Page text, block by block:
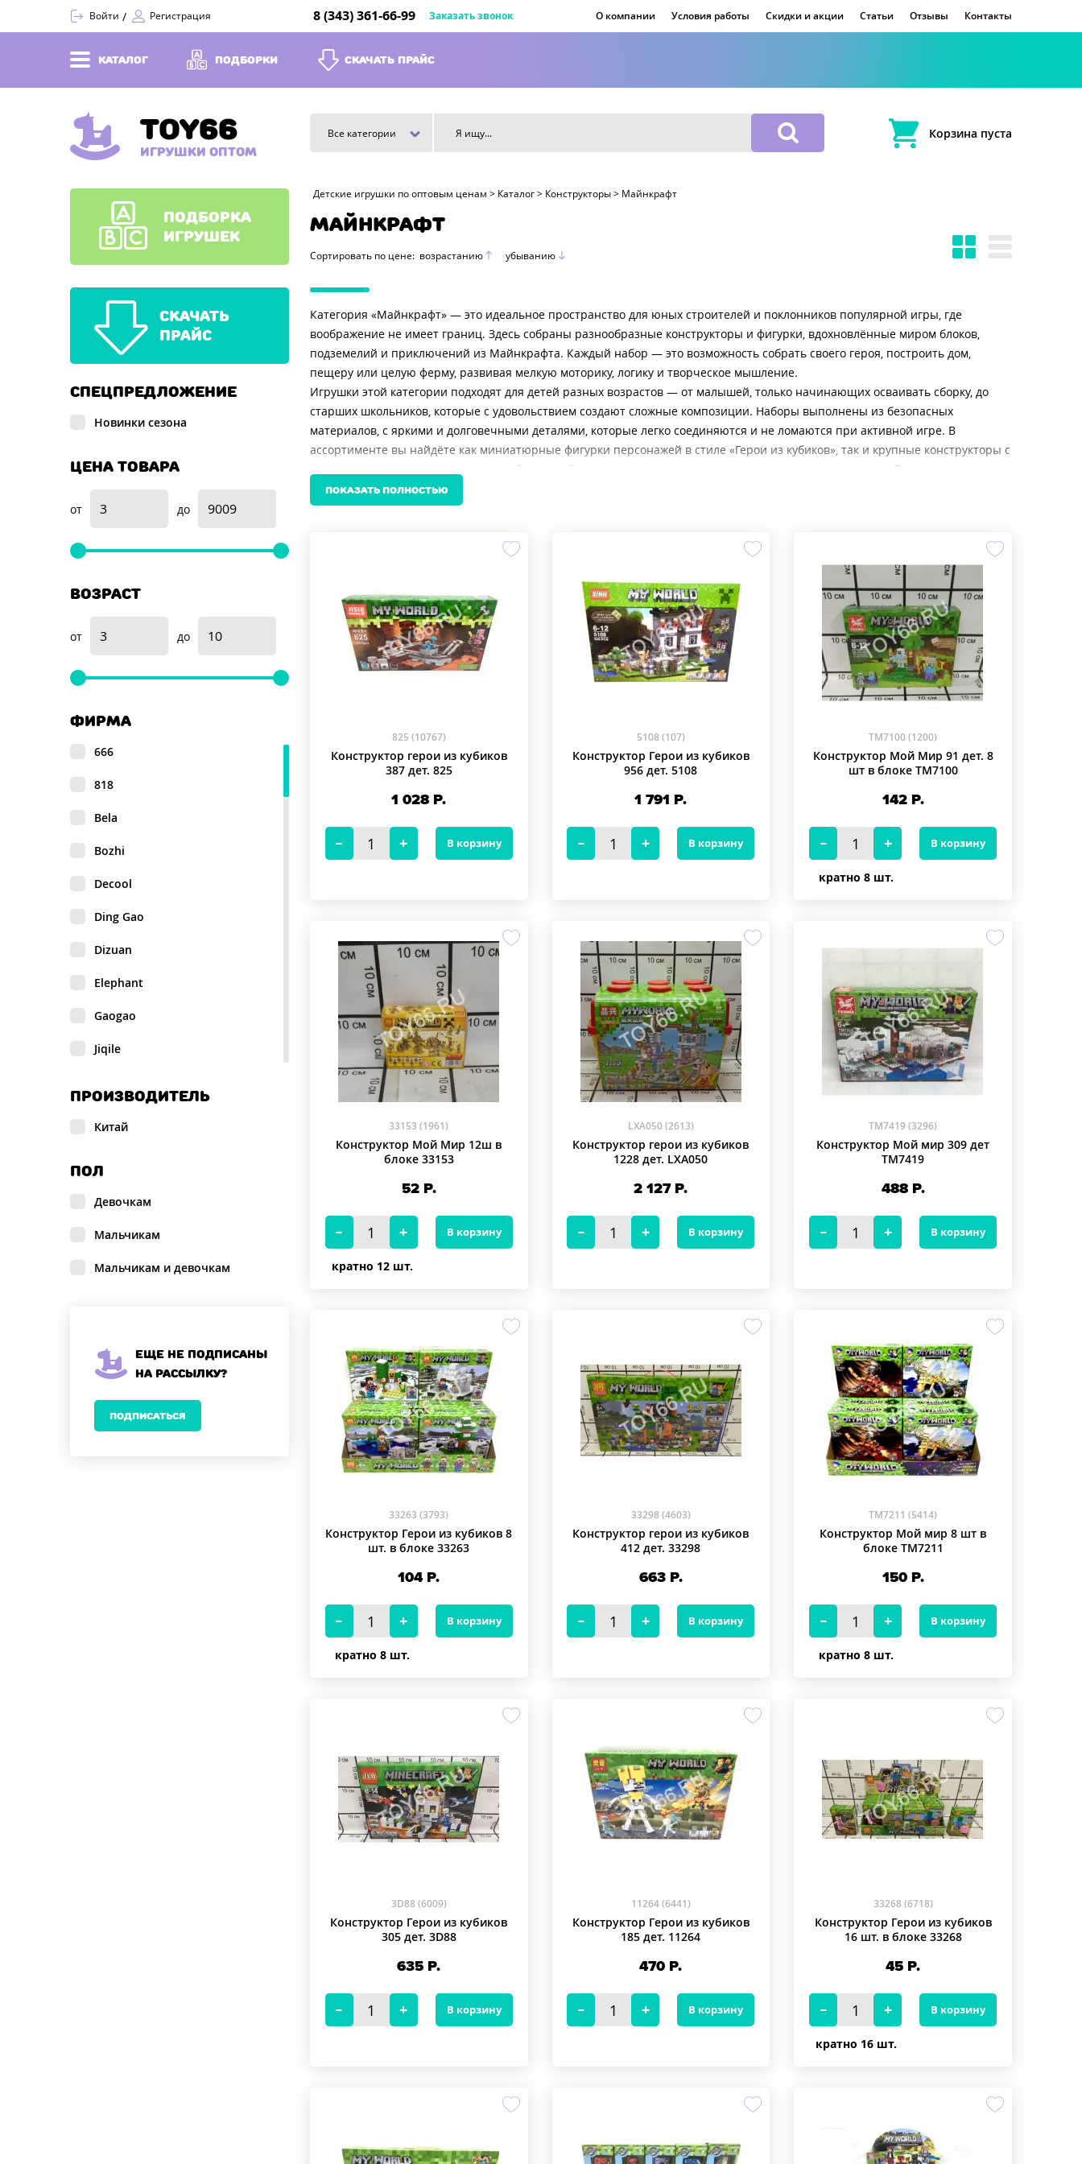
Войти Регистрация 8 (343) 361-66-99 Заказать звонок О компании Условия работы Скидки и акции Статьи Отзывы Контакты
КАТАЛОГ ПОДБОРКИ СКАЧАТЬ ПРАЙС
TOY66
ИГРУШКИ ОПТОМ
Все категории Корзина пуста
Детские игрушки по оптовым ценам > Каталог > Конструкторы > Майнкрафт
МАЙНКРАФТ
Сортировать по цене: возрастанию убыванию
Категория «Майнкрафт» — это идеальное пространство для юных строителей и поклонников популярной игры, где
воображение не имеет границ. Здесь собраны разнообразные конструкторы и фигурки, вдохновлённые миром блоков,
подземелий и приключений из Майнкрафта. Каждый набор — это возможность собрать своего героя, построить дом,
пещеру или целую ферму, развивая мелкую моторику, логику и творческое мышление.
Игрушки этой категории подходят для детей разных возрастов — от малышей, только начинающих осваивать сборку, до
старших школьников, которые с удовольствием создают сложные композиции. Наборы выполнены из безопасных
материалов, с яркими и долговечными деталями, которые легко соединяются и не ломаются при активной игре. В
ассортименте вы найдёте как миниатюрные фигурки персонажей в стиле «Герои из кубиков», так и крупные конструкторы с
сотнями элементов — от простых наборов в яйце до полноценных тематических сценариев, таких как «Горная пещера» или
«Подземелье».
Для тех, кто хочет купить качественные игрушки по доступной цене, эта категория предлагает широкий выбор: от
соответствуют стандартам безопасности и созданы с учётом интересов настоящих фанатов Майнкрафта — они передают
атмосферу игры, сохраняя при этом уникальный стиль, понятный даже тем, кто ещё не играл в неё.
Идеально подходит для подарка на день рождения, Новый год или просто как способ провести время с пользой. Ребёнок
будет в восторге от возможности создавать собственный мир, а родители оценят развивающий потенциал и долговечность
игрушек. Если вы ищете недорогое, но увлекательное решение для активного досуга — обратите внимание на
конструкторы и фигурки в категории «Майнкрафт». Здесь каждый набор — это не просто игрушка, а стартовая точка для
сотен новых приключений.
ПОКАЗАТЬ ПОЛНОСТЬЮ
825 (10767)
Конструктор герои из кубиков
387 дет. 825
1 028 Р.
В корзину
5108 (107)
Конструктор Герои из кубиков
956 дет. 5108
1 791 Р.
В корзину
TM7100 (1200)
Конструктор Мой Мир 91 дет. 8
шт в блоке TM7100
142Р.
кратно 8 шт.
В корзину
33153 (1961)
Конструктор Мой Мир 12ш в
блоке 33153
52Р.
кратно 12 шт.
В корзину
LXA050 (2613)
Конструктор герои из кубиков
1228 дет. LXA050
2 127Р.
В корзину
TM7419 (3296)
Конструктор Мой мир 309 дет
TM7419
488Р.
В корзину
33263 (3793)
Конструктор Герои из кубиков 8
шт. в блоке 33263
104Р.
кратно 8 шт.
В корзину
33298 (4603)
Конструктор герои из кубиков
412 дет. 33298
663Р.
В корзину
TM7211 (5414)
Конструктор Мой мир 8 шт в
блоке TM7211
150Р.
кратно 8 шт.
В корзину
3D88 (6009)
Конструктор Герои из кубиков
305 дет. 3D88
635 Р.
В корзину
11264 (6441)
Конструктор Герои из кубиков
185 дет. 11264
470 Р.
В корзину
33268 (6718)
Конструктор Герои из кубиков
16 шт. в блоке 33268
45 Р.
кратно 16 шт.
В корзину
ПОДБОРКА
ИГРУШЕК
СКАЧАТЬ
ПРАЙС
СПЕЦПРЕДЛОЖЕНИЕ
Новинки сезона
ЦЕНА ТОВАРА
от до
ВОЗРАСТ
от до
ФИРМА
666
818
Bela
Bozhi
Decool
Ding Gao
Dizuan
Elephant
Gaogao
Jiqile
LQS
Lucky
LW
ПРОИЗВОДИТЕЛЬ
Китай
ПОЛ
Девочкам
Мальчикам
Мальчикам и девочкам
Еще не подписаны
на рассылку?
ПОДПИСАТЬСЯ